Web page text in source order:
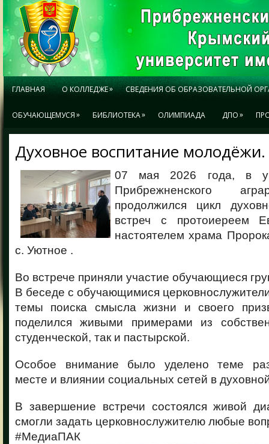
ГЛАВНАЯ О КОЛЛЕДЖЕ» СВЕДЕНИЯ ОБ ОБРАЗОВАТЕЛЬНОЙ
ОБУЧАЮЩЕМУСЯ» БИБЛИОТЕКА» ОЛИМПИАДА ДПО»
Духовное воспитание молодёжи.
07 мая 2026 года, в
Прибрежненского
продолжился цикл
встреч с протоиереем
настоятелем храма
с. Уютное .
Во встрече приняли участие обучающиеся
В беседе с обучающимися
темы поиска смысла жизни и своего
поделился живыми примерами из
студенческой, так и пастырской.
Особое внимание было уделено теме
месте и влиянии социальных сетей в
В завершение встречи состоялся живой
смогли задать церковнослужителю любые
#МедиаПАК